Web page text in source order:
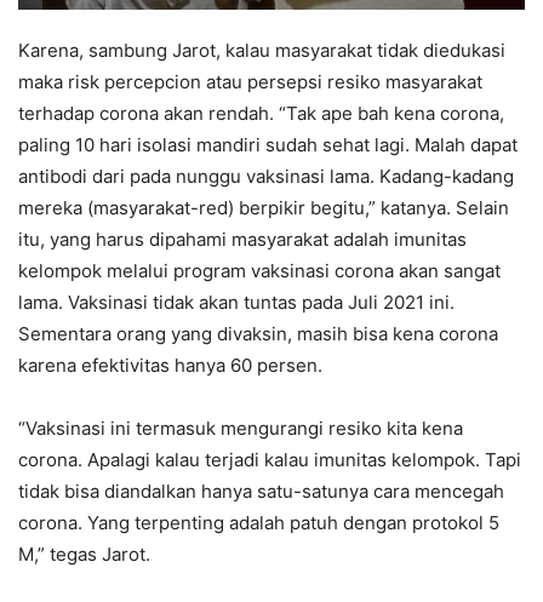
Karena, sambung Jarot, kalau masyarakat tidak diedukasi
maka risk percepcion atau persepsi resiko masyarakat
terhadap corona akan rendah. “Tak ape bah kena corona,
paling 10 hari isolasi mandiri sudah sehat lagi. Malah dapat
antibodi dari pada nunggu vaksinasi lama. Kadang-kadang
mereka (masyarakat-red) berpikir begitu,” katanya. Selain
itu, yang harus dipahami masyarakat adalah imunitas
kelompok melalui program vaksinasi corona akan sangat
lama. Vaksinasi tidak akan tuntas pada Juli 2021 ini.
Sementara orang yang divaksin, masih bisa kena corona
karena efektivitas hanya 60 persen.
“Vaksinasi ini termasuk mengurangi resiko kita kena
corona. Apalagi kalau terjadi kalau imunitas kelompok. Tapi
tidak bisa diandalkan hanya satu-satunya cara mencegah
corona. Yang terpenting adalah patuh dengan protokol 5
M,” tegas Jarot.